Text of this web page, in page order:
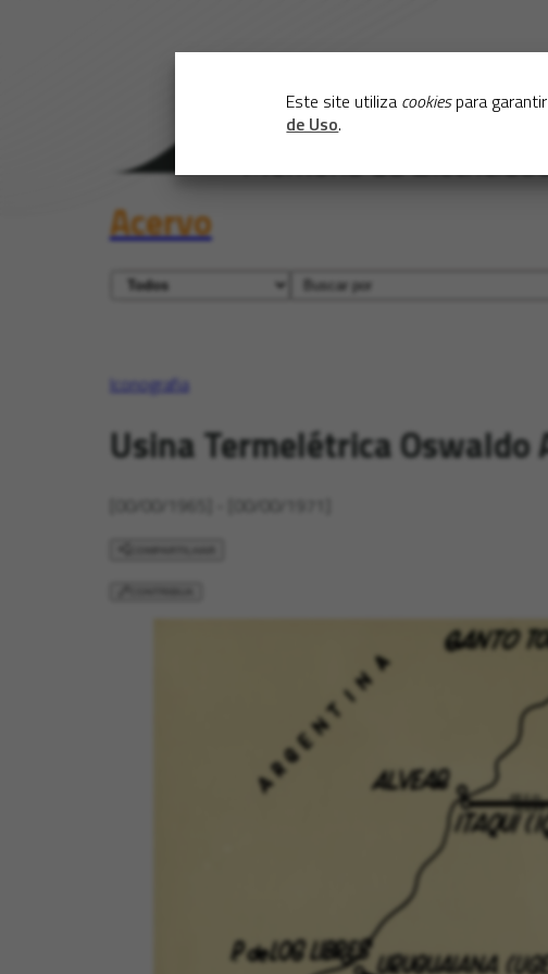
Este site utiliza cookiespara
de Uso.
Acervo
Iconografia
Usina Termelétrica Oswaldo
[00/00/1965] - [00/00/1971]